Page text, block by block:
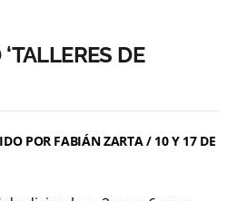
DE
POR FABIÁN ZARTA / 10 Y 17 DE